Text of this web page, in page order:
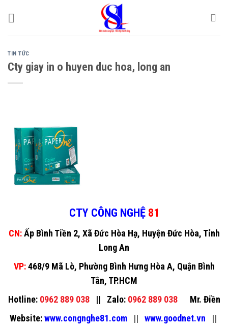
TIN TỨC
Cty giay in o huyen duc hoa, long an
CTY CÔNG NGHỆ 81
CN:Ấp Bình Tiền 2, Xã Đức Hòa Hạ, Huyện Đức Hòa, Tỉnh
Long An
VP:468/9 Mã Lò, Phường Bình Hưng Hòa A, Quận Bình
Tân, TP.HCM
Hotline:0962 889 038 || Zalo:0962 889 038 Mr. Điền
Website: www.congnghe81.com|| www.goodnet.vn ||